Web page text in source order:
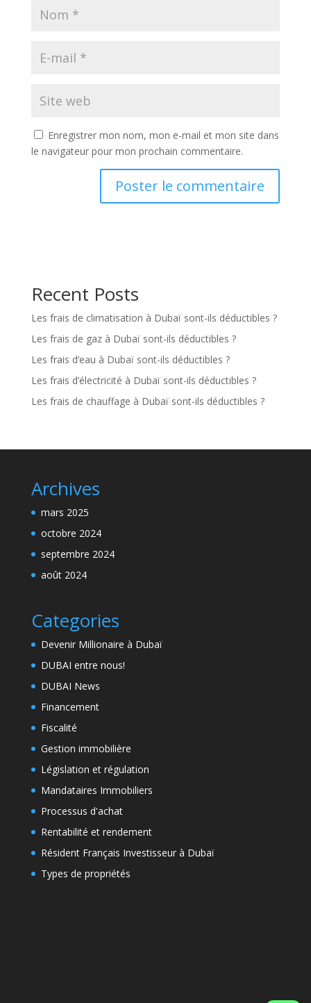
Enregistrer mon nom, mon e-mail et mon site dans
le navigateur pour mon prochain commentaire.
Recent Posts
Les frais de climatisation à Dubaï sont-ils déductibles ?
Les frais de gaz à Dubaï sont-ils déductibles ?
Les frais d’eau à Dubaï sont-ils déductibles ?
Les frais d’électricité à Dubaï sont-ils déductibles ?
Les frais de chauffage à Dubaï sont-ils déductibles ?
Archives
mars 2025
octobre 2024
septembre 2024
août 2024
Categories
Devenir Millionaire à Dubaï
DUBAI entre nous!
DUBAI News
Financement
Fiscalité
Gestion immobilière
Législation et régulation
Mandataires Immobiliers
Processus d'achat
Rentabilité et rendement
Résident Français Investisseur à Dubaï
Types de propriétés